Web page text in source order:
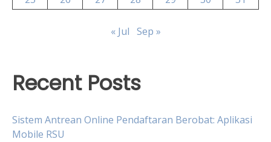
« Jul Sep »
Recent Posts
Sistem Antrean Online Pendaftaran Berobat: Aplikasi
Mobile RSU